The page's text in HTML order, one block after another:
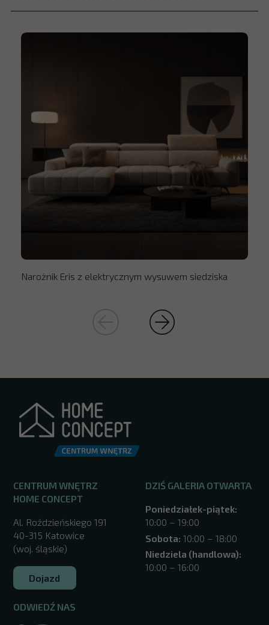
Narożnik Eris z elektrycznym wysuwem siedziska
CENTRUM WNĘTRZ
HOME CONCEPT
Al. Roździeńskiego 191
40-315 Katowice
(woj. śląskie)
Dojazd
ODWIEDŹ NAS
DZIŚ GALERIA OTWARTA
Poniedziałek-piątek:
10:00 – 19:00
Sobota: 10:00 – 18:00
Niedziela (handlowa):
10:00 – 16:00